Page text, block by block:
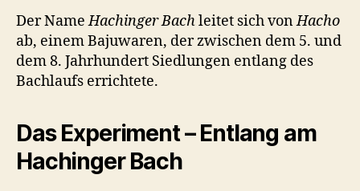
Der NameHachinger Bachleitet sich vonHacho
ab, einem Bajuwaren, der zwischen dem 5. und
dem 8. Jahrhundert Siedlungen entlang des
Bachlaufs errichtete.
Das Experiment – Entlang am
Hachinger Bach